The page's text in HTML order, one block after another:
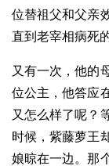
位替祖父和父亲
直到老宰相病死
又有一次，他的
位公主，他答应
又怎么样了呢？
时候，紫藤萝王
娘晾在一边。那